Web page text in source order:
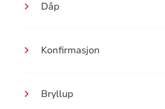
Dåp
Konfirmasjon
Bryllup